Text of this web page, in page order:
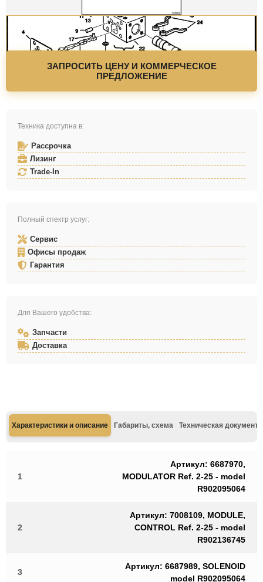
ЗАПРОСИТЬ ЦЕНУ И КОММЕРЧЕСКОЕ
ПРЕДЛОЖЕНИЕ
Техника доступна в:
Рассрочка
Лизинг
Trade-In
Полный спектр услуг:
Сервис
Офисы продаж
Гарантия
Для Вашего удобства:
Запчасти
Доставка
Характеристики и описание Габариты, схема Техническая
1
Артикул: 6687970,
MODULATOR Ref. 2-25 - model
R902095064
2
Артикул: 7008109, MODULE,
CONTROL Ref. 2-25 - model
R902136745
3
Артикул: 6687989, SOLENOID
model R902095064